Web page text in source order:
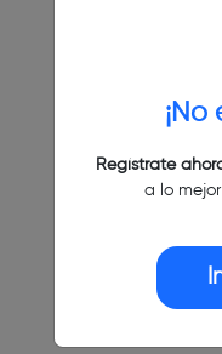
¡No
Regístrate
a lo